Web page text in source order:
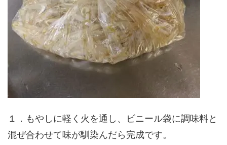
１．もやしに軽く火を通し、ビニール袋に調味料と
混ぜ合わせて味が馴染んだら完成です。